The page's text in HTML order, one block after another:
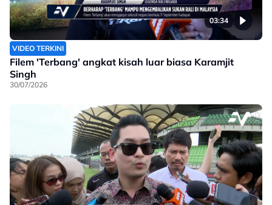
03:34
VIDEO TERKINI
Filem 'Terbang' angkat kisah luar biasa Karamjit
Singh
30/07/2026